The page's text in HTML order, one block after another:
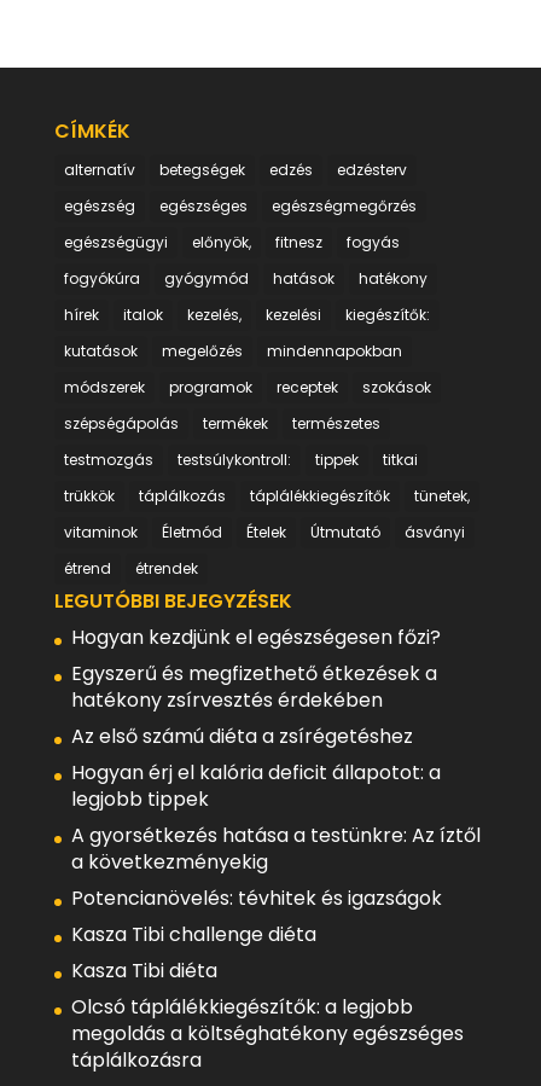
CÍMKÉK
alternatív betegségek edzés
edzésterv
egészség
egészséges
egészségmegőrzés
egészségügyi
előnyök, fitnesz
fogyás
fogyókúra
gyógymód hatások
hatékony
hírek
italok kezelés, kezelési
kiegészítők:
kutatások
megelőzés
mindennapokban
módszerek
programok receptek
szokások
szépségápolás
termékek
természetes
testmozgás
testsúlykontroll: tippek
titkai
trükkök
táplálkozás táplálékkiegészítők
tünetek,
vitaminok
Életmód Ételek Útmutató
ásványi
étrend
étrendek
LEGUTÓBBI BEJEGYZÉSEK
Hogyan kezdjünk el egészségesen főzi?
Egyszerű és megfizethető étkezések a
hatékony zsírvesztés érdekében
Az első számú diéta a zsírégetéshez
Hogyan érj el kalória deficit állapotot: a
legjobb tippek
A gyorsétkezés hatása a testünkre: Az íztől
a következményekig
Potencianövelés: tévhitek és igazságok
Kasza Tibi challenge diéta
Kasza Tibi diéta
Olcsó táplálékkiegészítők: a legjobb
megoldás a költséghatékony egészséges
táplálkozásra